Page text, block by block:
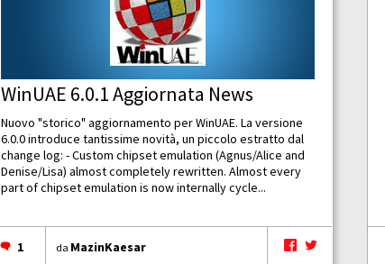
WinUAE 6.0.1 Aggiornata News
Nuovo "storico" aggiornamento per WinUAE. La versione
6.0.0 introduce tantissime novità, un piccolo estratto dal
change log: - Custom chipset emulation (Agnus/Alice and
Denise/Lisa) almost completely rewritten. Almost every
part of chipset emulation is now internally cycle...
1 da MazinKaesar